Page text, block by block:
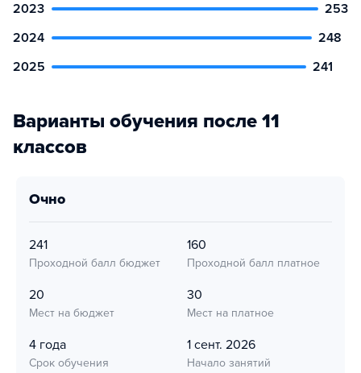
2023
253
2024
248
2025
241
Варианты обучения после 11
классов
очно
241
Проходной балл бюджет
160
Проходной балл платное
20
Мест на бюджет
30
Мест на платное
4 года
Срок обучения
1 сент. 2026
Начало занятий